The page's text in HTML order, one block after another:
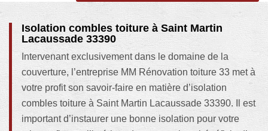
Isolation combles toiture à Saint Martin
Lacaussade 33390
Intervenant exclusivement dans le domaine de la
couverture, l’entreprise MM Rénovation toiture 33 met à
votre profit son savoir-faire en matière d’isolation
combles toiture à Saint Martin Lacaussade 33390. Il est
important d’instaurer une bonne isolation pour votre